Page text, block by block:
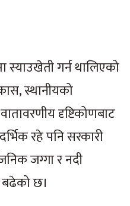
स्याउखेती गर्न थालिएको
स्थानीयको
दृष्टिकोणबाट
रहे पनि सरकारी
जग्गा र नदी
बढेको छ।